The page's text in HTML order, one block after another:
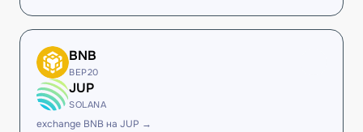
BNB
BEP20
JUP
SOLANA
exchange BNB на JUP →